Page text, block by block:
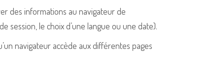
des informations au navigateur de
session, le choix d’une langue ou une date).
navigateur accède aux différentes pages